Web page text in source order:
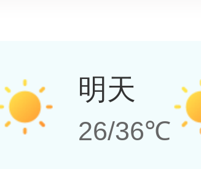
明天
26/36℃